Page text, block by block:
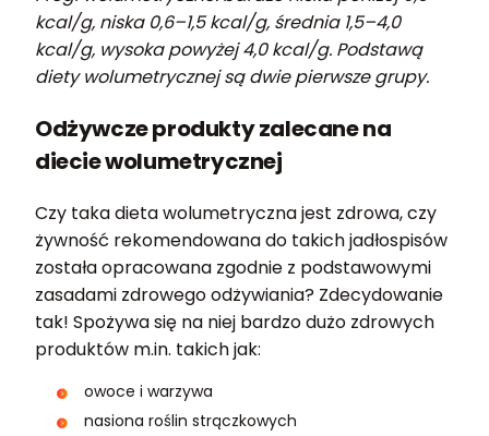
kcal/g, niska 0,6–1,5 kcal/g, średnia 1,5–4,0
kcal/g, wysoka powyżej 4,0 kcal/g. Podstawą
diety wolumetrycznej są dwie pierwsze grupy.
Odżywcze produkty zalecane na
diecie wolumetrycznej
Czy taka dieta wolumetryczna jest zdrowa, czy
żywność rekomendowana do takich jadłospisów
została opracowana zgodnie z podstawowymi
zasadami zdrowego odżywiania? Zdecydowanie
tak! Spożywa się na niej bardzo dużo zdrowych
produktów m.in. takich jak:
owoce i warzywa
nasiona roślin strączkowych